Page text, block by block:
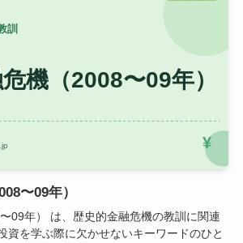
〜09年）
09年） は、歴史的金融危機の教訓に関連
資を学ぶ際に欠かせないキーワードのひと